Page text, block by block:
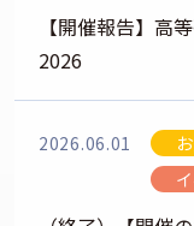
【開催報告】高
2026
2026.06.01